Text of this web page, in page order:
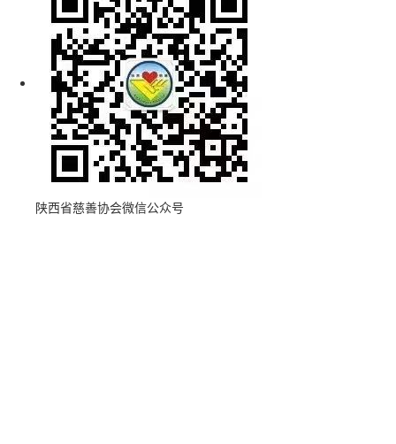
陕西省慈善协会微信公众号